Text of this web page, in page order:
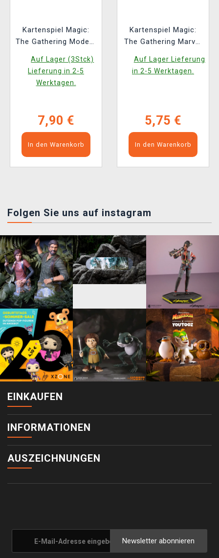
Kartenspiel Magic:
The Gathering Modern
Booster (14 Karten)
(ENGLISCHE
VERSION)
Auf Lager (3Stck)
Lieferung in 2-5
Werktagen.
7,90 €
In den Warenkorb
Kartenspiel Magic:
The Gathering Marvel
Booster (14 Karten)
Auf Lager Lieferung
in 2-5 Werktagen.
5,75 €
In den Warenkorb
Folgen Sie uns auf instagram
EINKAUFEN
INFORMATIONEN
AUSZEICHNUNGEN
Newsletter abonnieren